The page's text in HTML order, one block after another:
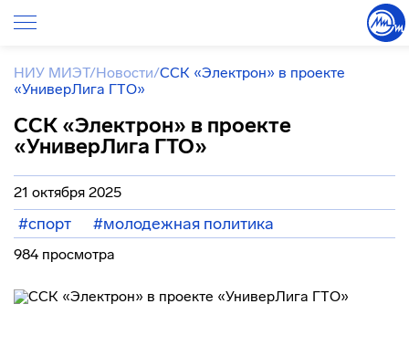
НИУ МИЭТ/Новости/ССК «Электрон» в проекте
«УниверЛига ГТО»
ССК «Электрон» в проекте
«УниверЛига ГТО»
21 октября 2025
#спорт #молодежная политика
984 просмотра